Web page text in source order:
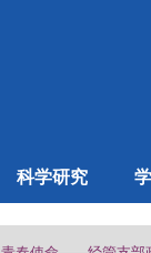
科学研究